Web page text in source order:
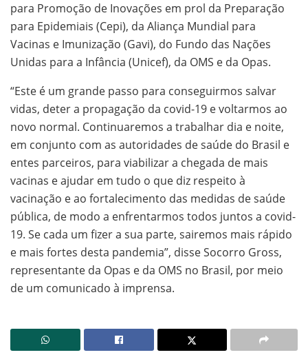
para Promoção de Inovações em prol da Preparação
para Epidemiais (Cepi), da Aliança Mundial para
Vacinas e Imunização (Gavi), do Fundo das Nações
Unidas para a Infância (Unicef), da OMS e da Opas.
“Este é um grande passo para conseguirmos salvar
vidas, deter a propagação da covid-19 e voltarmos ao
novo normal. Continuaremos a trabalhar dia e noite,
em conjunto com as autoridades de saúde do Brasil e
entes parceiros, para viabilizar a chegada de mais
vacinas e ajudar em tudo o que diz respeito à
vacinação e ao fortalecimento das medidas de saúde
pública, de modo a enfrentarmos todos juntos a covid-
19. Se cada um fizer a sua parte, sairemos mais rápido
e mais fortes desta pandemia”, disse Socorro Gross,
representante da Opas e da OMS no Brasil, por meio
de um comunicado à imprensa.